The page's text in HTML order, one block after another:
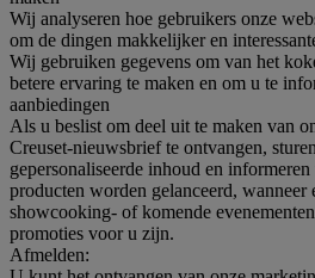
Wij analyseren hoe gebruikers onze
om de dingen makkelijker en
Wij gebruiken gegevens om van het
betere ervaring te maken en om u te
aanbiedingen
Als u beslist om deel uit te maken van
Creuset-nieuwsbrief te ontvangen,
gepersonaliseerde inhoud en
producten worden gelanceerd, wanneer
showcooking- of komende
promoties voor u zijn.
Afmelden: